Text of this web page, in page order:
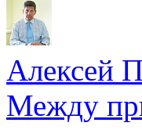
Алексей
Между